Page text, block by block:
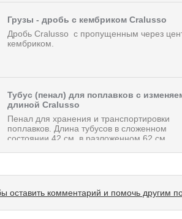
Грузы - дробь с кембриком Cralusso
Дробь Cralusso с пропущенным через
кембриком.
Тубус (пенал) для поплавков с
длиной Cralusso
Пенал для хранения и транспортировки
поплавков. Длина тубусов в сложенном
состоянии 42 см, в разложенном 62 см....
оставить комментарий и помочь другим